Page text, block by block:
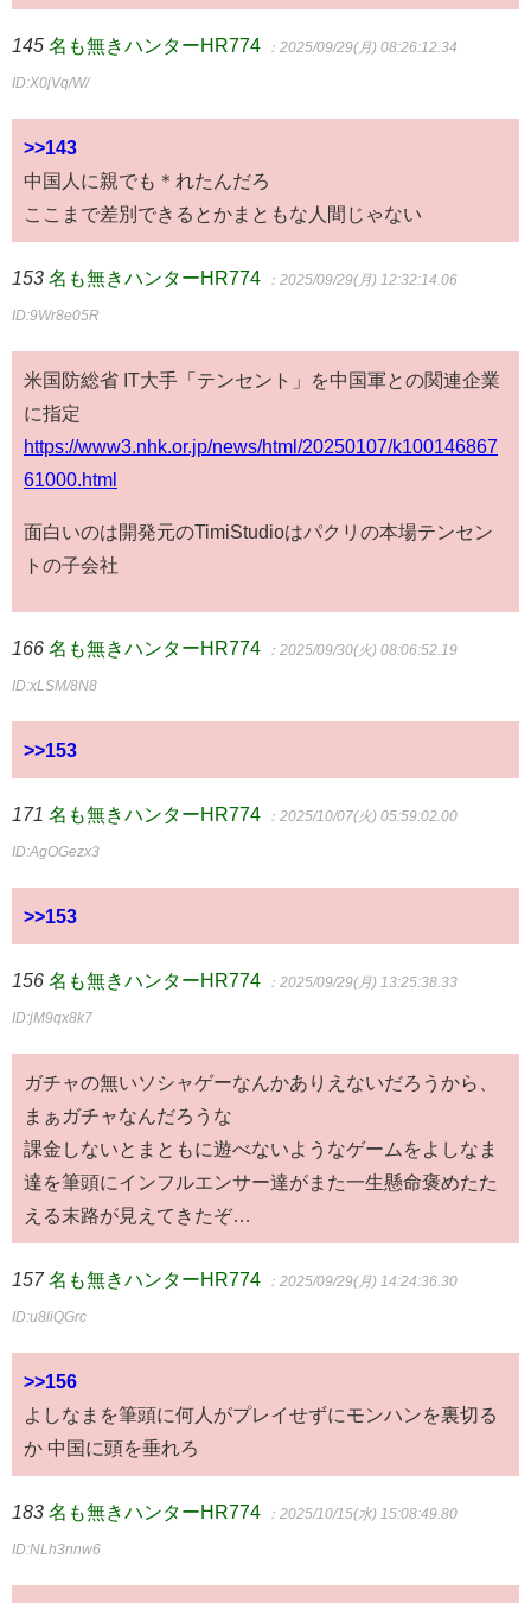
145 名も無きハンターHR774 ：2025/09/29(月) 08:26:12.34
ID:X0jVq/W/
>>143
中国人に親でも＊れたんだろ
ここまで差別できるとかまともな人間じゃない
153 名も無きハンターHR774 ：2025/09/29(月) 12:32:14.06
ID:9Wr8e05R
米国防総省 IT大手「テンセント」を中国軍との関連企業
に指定
https://www3.nhk.or.jp/news/html/20250107/k100146867
61000.html
面白いのは開発元のTimiStudioはパクリの本場テンセン
トの子会社
166 名も無きハンターHR774 ：2025/09/30(火) 08:06:52.19
ID:xLSM/8N8
>>153
171 名も無きハンターHR774 ：2025/10/07(火) 05:59:02.00
ID:AgOGezx3
>>153
156 名も無きハンターHR774 ：2025/09/29(月) 13:25:38.33
ID:jM9qx8k7
ガチャの無いソシャゲーなんかありえないだろうから、
まぁガチャなんだろうな
課金しないとまともに遊べないようなゲームをよしなま
達を筆頭にインフルエンサー達がまた一生懸命褒めたた
える末路が見えてきたぞ…
157 名も無きハンターHR774 ：2025/09/29(月) 14:24:36.30
ID:u8liQGrc
>>156
よしなまを筆頭に何人がプレイせずにモンハンを裏切る
か 中国に頭を垂れろ
183 名も無きハンターHR774 ：2025/10/15(水) 15:08:49.80
ID:NLh3nnw6